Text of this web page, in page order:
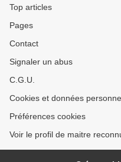
Top articles
Pages
Contact
Signaler un abus
C.G.U.
Cookies et données
Préférences cookies
Voir le profil de maitre